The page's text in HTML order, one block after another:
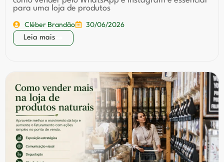
para uma loja de produtos
Cléber Brandão 30/06/2026
Leia mais